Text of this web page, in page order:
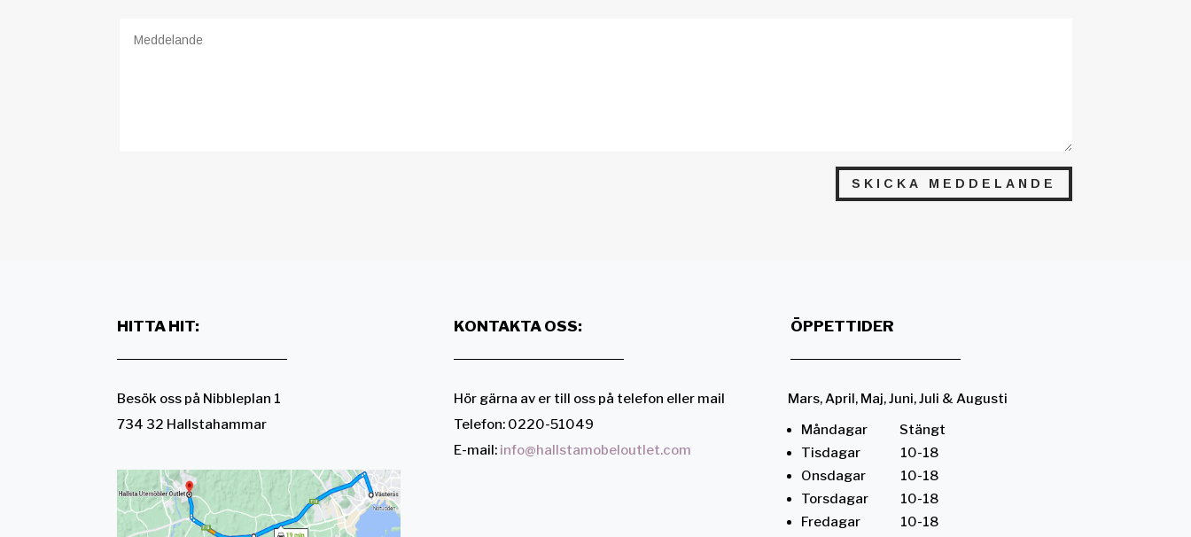
SKICKA MEDDELANDE
HITTA HIT:
Besök oss på Nibbleplan 1
734 32 Hallstahammar
KONTAKTA OSS:
Hör gärna av er till oss på telefon eller mail
Telefon: 0220-51049
E-mail: info@hallstamobeloutlet.com
ÖPPETTIDER
Mars, April, Maj, Juni, Juli & Augusti
Måndagar Stängt
Tisdagar 10-18
Onsdagar 10-18
Torsdagar 10-18
Fredagar 10-18